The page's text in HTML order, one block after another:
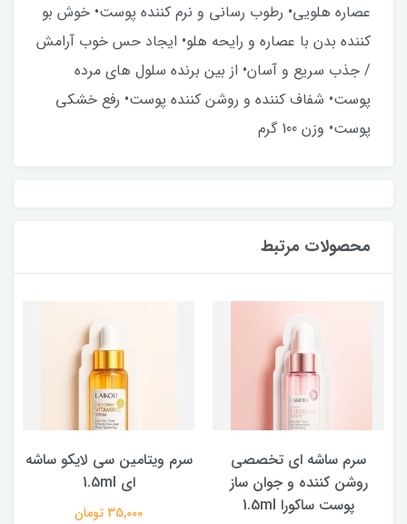
عصاره هلویی• رطوب رسانی و نرم کننده پوست• خوش بو
کننده بدن با عصاره و رایحه هلو• ایجاد حس خوب آرامش
/ جذب سریع و آسان• از بین برنده سلول های مرده
پوست• شفاف کننده و روشن کننده پوست• رفع خشکی
پوست• وزن 100 گرم
محصولات مرتبط
سرم ساشه ای تخصصی
روشن کننده و جوان ساز
پوست ساکورا 1.5ml
سرم ویتامین سی لایکو ساشه
ای 1.5ml
35,000 تومان